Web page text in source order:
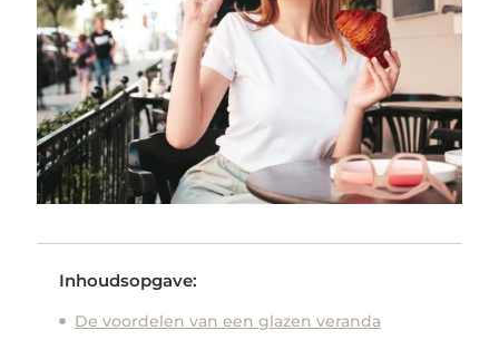
Inhoudsopgave:
De voordelen van een glazen veranda